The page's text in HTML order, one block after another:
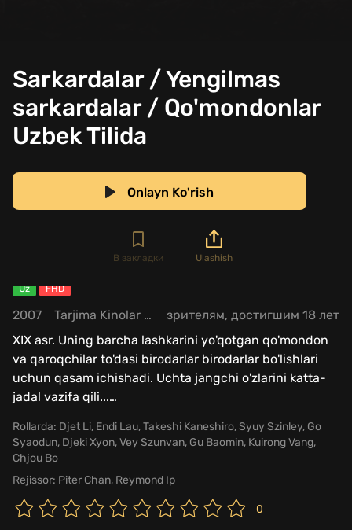
Sarkardalar / Yengilmas
sarkardalar / Qo'mondonlar
Uzbek Tilida
Onlayn Ko'rish
В закладки Ulashish
Uz FHD
2007 Tarjima Kinolar / Jangari / Harbiy / Drama / Tarixiy / Xorij Kinolar Uzbek Tilida
зрителям, достигшим 18 лет
XIX asr. Uning barcha lashkarini yo'qotgan qo'mondon
va qaroqchilar to'dasi birodarlar birodarlar bo'lishlari
uchun qasam ichishadi. Uchta jangchi o'zlarini katta-
jadal vazifa qili...…
Rollarda: Djet Li, Endi Lau,Takeshi Kaneshiro,Syuy Szinley, Go
Syaodun, Djeki Xyon,Vey Szunvan, Gu Baomin, Kuirong Vang,
Chjou Bo
Rejissor: Piter Chan, Reymond Ip
0